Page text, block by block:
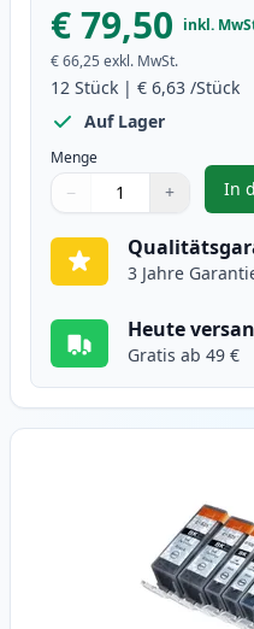
€ 79,50 inkl.
€ 66,25 exkl. MwSt.
12 Stück | € 6,63 /Stück
Auf Lager
Menge
Verwenden Sie die
− +
1
In
3 Jahre
Heute
Gratis ab 49 €